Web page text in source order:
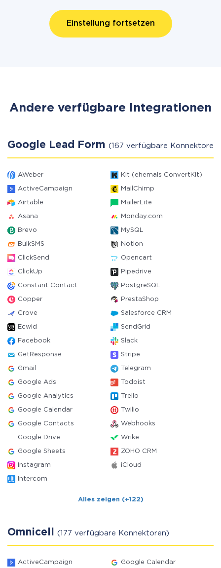
Einstellung fortsetzen
Andere verfügbare Integrationen
Google Lead Form (167 verfügbare Konnektoren)
AWeber Kit (ehemals ConvertKit)
ActiveCampaign MailChimp
Airtable MailerLite
Asana Monday.com
Brevo MySQL
BulkSMS Notion
ClickSend Opencart
ClickUp Pipedrive
Constant Contact PostgreSQL
Copper PrestaShop
Crove Salesforce CRM
Ecwid SendGrid
Facebook Slack
GetResponse Stripe
Gmail Telegram
Google Ads Todoist
Google Analytics Trello
Google Calendar Twilio
Google Contacts Webhooks
Google Drive Wrike
Google Sheets ZOHO CRM
Instagram iCloud
Intercom
Alles zeigen (+122)
Omnicell (177 verfügbare Konnektoren)
ActiveCampaign Google Calendar